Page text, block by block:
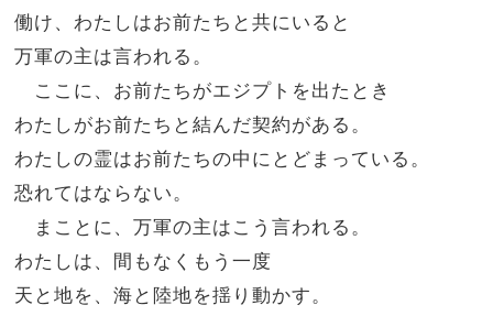
働け、わたしはお前たちと共にいると
万軍の主は言われる。
ここに、お前たちがエジプトを出たとき
わたしがお前たちと結んだ契約がある。
わたしの霊はお前たちの中にとどまっている。
恐れてはならない。
まことに、万軍の主はこう言われる。
わたしは、間もなくもう一度
天と地を、海と陸地を揺り動かす。